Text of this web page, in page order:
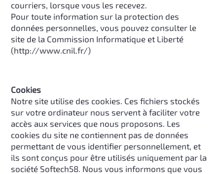
courriers, lorsque vous les recevez.
Pour toute information sur la protection des
données personnelles, vous pouvez consulter le
site de la Commission Informatique et Liberté
(http://www.cnil.fr/)
Cookies
Notre site utilise des cookies. Ces fichiers stockés
sur votre ordinateur nous servent à faciliter votre
accès aux services que nous proposons. Les
cookies du site ne contiennent pas de données
permettant de vous identifier personnellement, et
ils sont conçus pour être utilisés uniquement par la
société Softech58. Nous vous informons que vous